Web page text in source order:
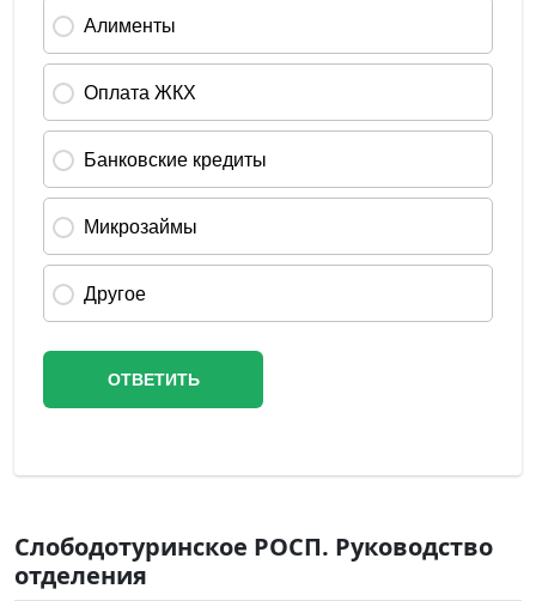
Слободотуринское РОСП. Руководство
отделения